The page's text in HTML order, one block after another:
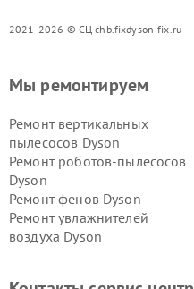
2021-2026 © СЦ chb.fixdyson-fix.ru
Мы ремонтируем
Ремонт вертикальных
пылесосов Dyson
Ремонт роботов-пылесосов
Dyson
Ремонт фенов Dyson
Ремонт увлажнителей
воздуха Dyson